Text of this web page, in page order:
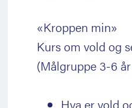
«Kroppen min»
Kurs om vold og
(Målgruppe 3-6
Hva er vold